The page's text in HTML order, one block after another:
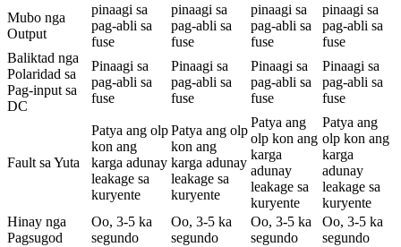
Mubo nga
Output
pinaagi sa
pag-abli sa
fuse
pinaagi sa
pag-abli sa
fuse
pinaagi sa
pag-abli sa
fuse
pinaagi sa
pag-abli sa
fuse
Baliktad nga
Polaridad sa
Pag-input sa
DC
Pinaagi sa
pag-abli sa
fuse
Pinaagi sa
pag-abli sa
fuse
Pinaagi sa
pag-abli sa
fuse
Pinaagi sa
pag-abli sa
fuse
Fault sa Yuta
Patya ang olp
kon ang
karga adunay
leakage sa
kuryente
Patya ang olp
kon ang
karga adunay
leakage sa
kuryente
Patya ang
olp kon ang
karga
adunay
leakage sa
kuryente
Patya ang
olp kon ang
karga
adunay
leakage sa
kuryente
Hinay nga
Pagsugod
Oo, 3-5 ka
segundo
Oo, 3-5 ka
segundo
Oo, 3-5 ka
segundo
Oo, 3-5 ka
segundo